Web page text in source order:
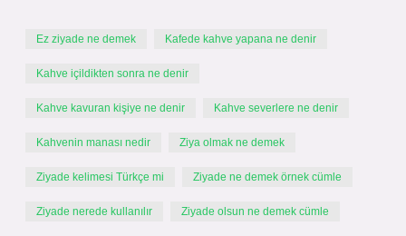
Ez ziyade ne demek Kafede kahve yapana ne denir
Kahve içildikten sonra ne denir
Kahve kavuran kişiye ne denir Kahve severlere ne denir
Kahvenin manası nedir Ziya olmak ne demek
Ziyade kelimesi Türkçe mi Ziyade ne demek örnek cümle
Ziyade nerede kullanılır Ziyade olsun ne demek cümle